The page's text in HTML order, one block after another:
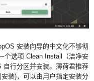
安装向导的中文化不够彻
个选项 Clean Install（洁净安
自行分区并安装。薄荷君推荐
装)，可以由用户指定安装分